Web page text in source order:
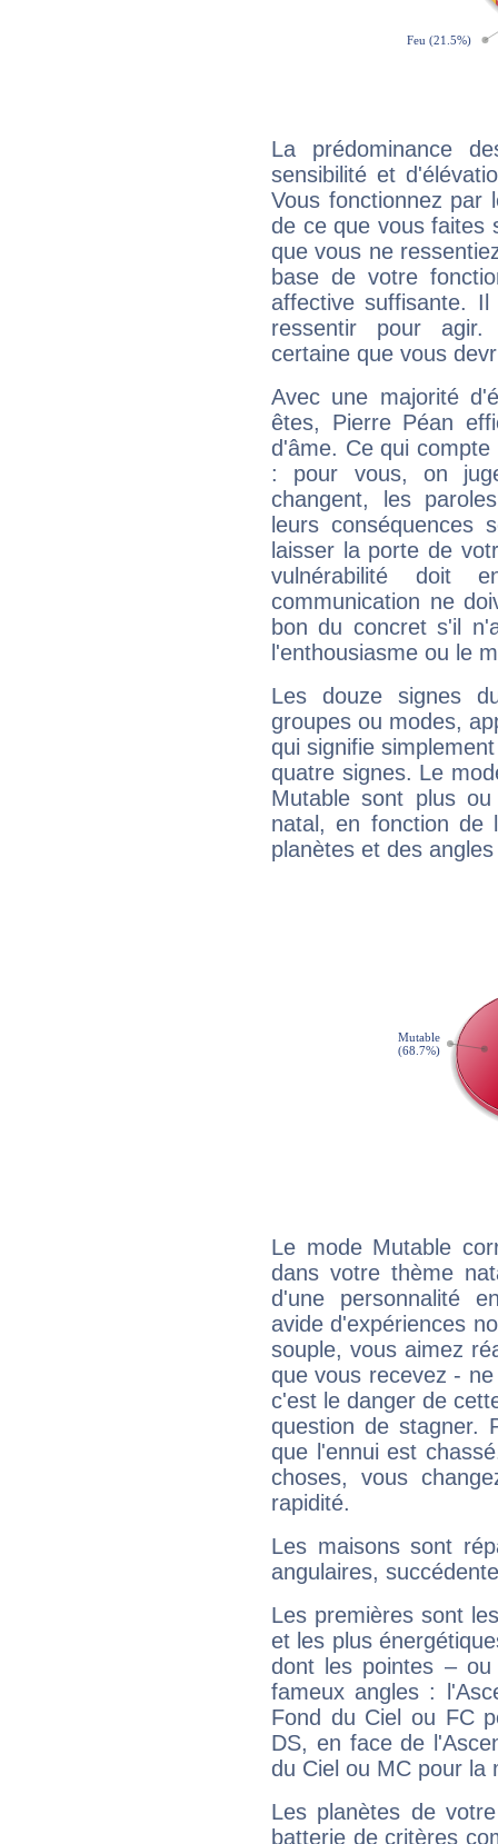
La prédominance
sensibilité et
Vous fonctionnez
de ce que vous faites
que vous ne
base de votre
affective suffisante.
ressentir pour agir.
certaine que vous
Avec une majorité
êtes, Pierre Péan
d'âme. Ce qui
: pour vous, on
changent, les
leurs conséquences
laisser la porte de
vulnérabilité doit
communication ne
bon du concret s'il
l'enthousiasme ou le
Les douze signes
groupes ou modes,
qui signifie
quatre signes. Le
Mutable sont plus
natal, en fonction de
planètes et des
Le mode Mutable
dans votre thème
d'une personnalité
avide d'expériences
souple, vous aimez
que vous recevez -
c'est le danger de
question de stagner.
que l'ennui est
choses, vous
rapidité.
Les maisons sont
angulaires,
Les premières sont
et les plus
dont les pointes –
fameux angles :
Fond du Ciel ou FC
DS, en face de
du Ciel ou MC pour la
Les planètes de
batterie de critères